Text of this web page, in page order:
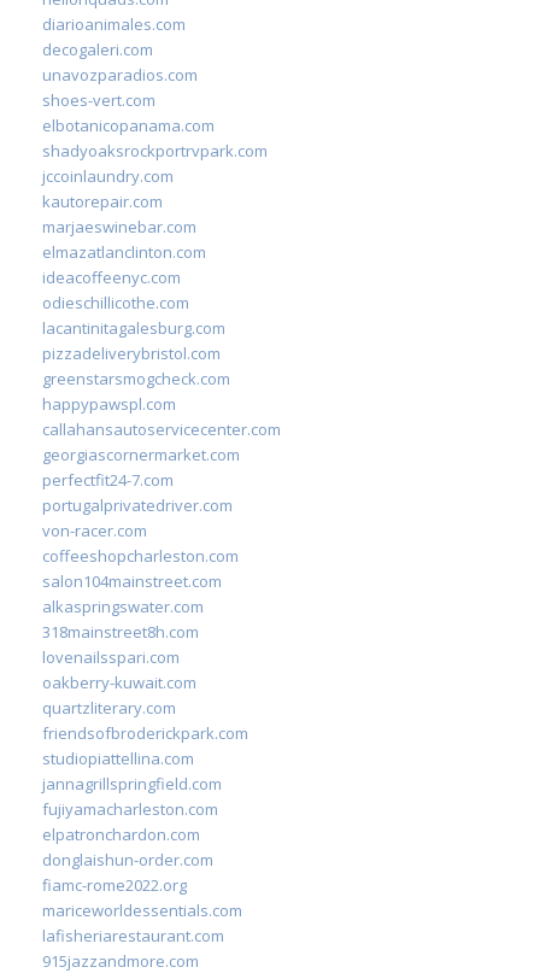
diarioanimales.com
decogaleri.com
unavozparadios.com
shoes-vert.com
elbotanicopanama.com
shadyoaksrockportrvpark.com
jccoinlaundry.com
kautorepair.com
marjaeswinebar.com
elmazatlanclinton.com
ideacoffeenyc.com
odieschillicothe.com
lacantinitagalesburg.com
pizzadeliverybristol.com
greenstarsmogcheck.com
happypawspl.com
callahansautoservicecenter.com
georgiascornermarket.com
perfectfit24-7.com
portugalprivatedriver.com
von-racer.com
coffeeshopcharleston.com
salon104mainstreet.com
alkaspringswater.com
318mainstreet8h.com
lovenailsspari.com
oakberry-kuwait.com
quartzliterary.com
friendsofbroderickpark.com
studiopiattellina.com
jannagrillspringfield.com
fujiyamacharleston.com
elpatronchardon.com
donglaishun-order.com
fiamc-rome2022.org
mariceworldessentials.com
lafisheriarestaurant.com
915jazzandmore.com